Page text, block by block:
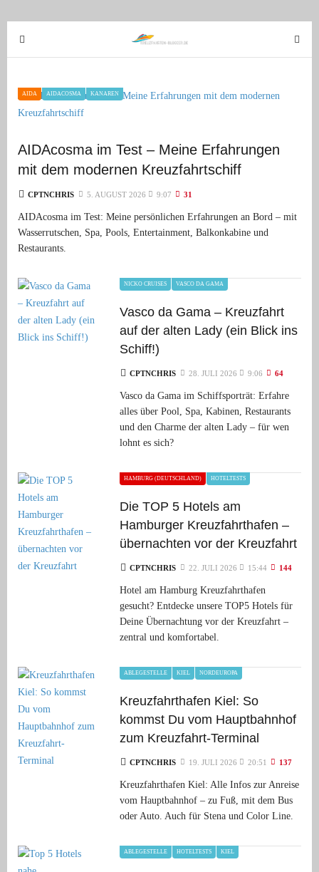
T
o
g
l
a
v
i
a
t
o
T
o
o
AIDA AIDACOSMA KANAREN
AIDAcosma im Test – Meine Erfahrungen
mit dem modernen Kreuzfahrtschiff
CPTNCHRIS 5. AUGUST 2026 9:07 31
AIDAcosma im Test: Meine persönlichen Erfahrungen an Bord – mit
Wasserrutschen, Spa, Pools, Entertainment, Balkonkabine und
Restaurants.
NICKO CRUISES VASCO DA GAMA
Vasco da Gama – Kreuzfahrt
auf der alten Lady (ein Blick ins
Schiff!)
CPTNCHRIS 28. JULI 2026 9:06 64
Vasco da Gama im Schiffsporträt: Erfahre
alles über Pool, Spa, Kabinen, Restaurants
und den Charme der alten Lady – für wen
lohnt es sich?
HAMBURG (DEUTSCHLAND) HOTELTESTS
Die TOP 5 Hotels am
Hamburger Kreuzfahrthafen –
übernachten vor der Kreuzfahrt
CPTNCHRIS 22. JULI 2026 15:44 144
Hotel am Hamburg Kreuzfahrthafen
gesucht? Entdecke unsere TOP5 Hotels für
Deine Übernachtung vor der Kreuzfahrt –
zentral und komfortabel.
ABLEGESTELLE KIEL NORDEUROPA
Kreuzfahrthafen Kiel: So
kommst Du vom Hauptbahnhof
zum Kreuzfahrt-Terminal
CPTNCHRIS 19. JULI 2026 20:51 137
Kreuzfahrthafen Kiel: Alle Infos zur Anreise
vom Hauptbahnhof – zu Fuß, mit dem Bus
oder Auto. Auch für Stena und Color Line.
ABLEGESTELLE HOTELTESTS KIEL